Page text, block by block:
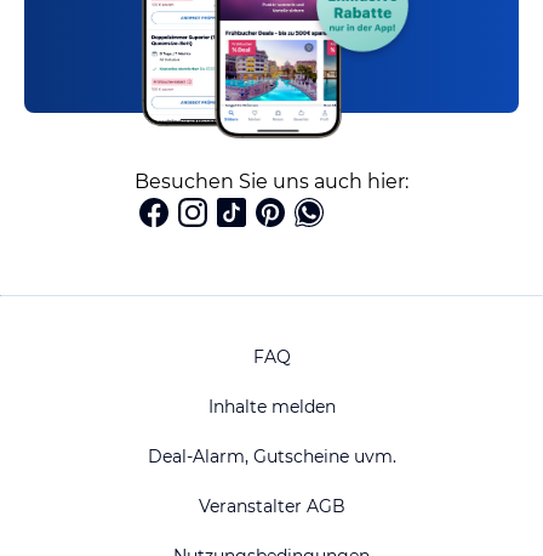
Besuchen Sie uns auch hier:
FAQ
Inhalte melden
Deal-Alarm, Gutscheine uvm.
Veranstalter AGB